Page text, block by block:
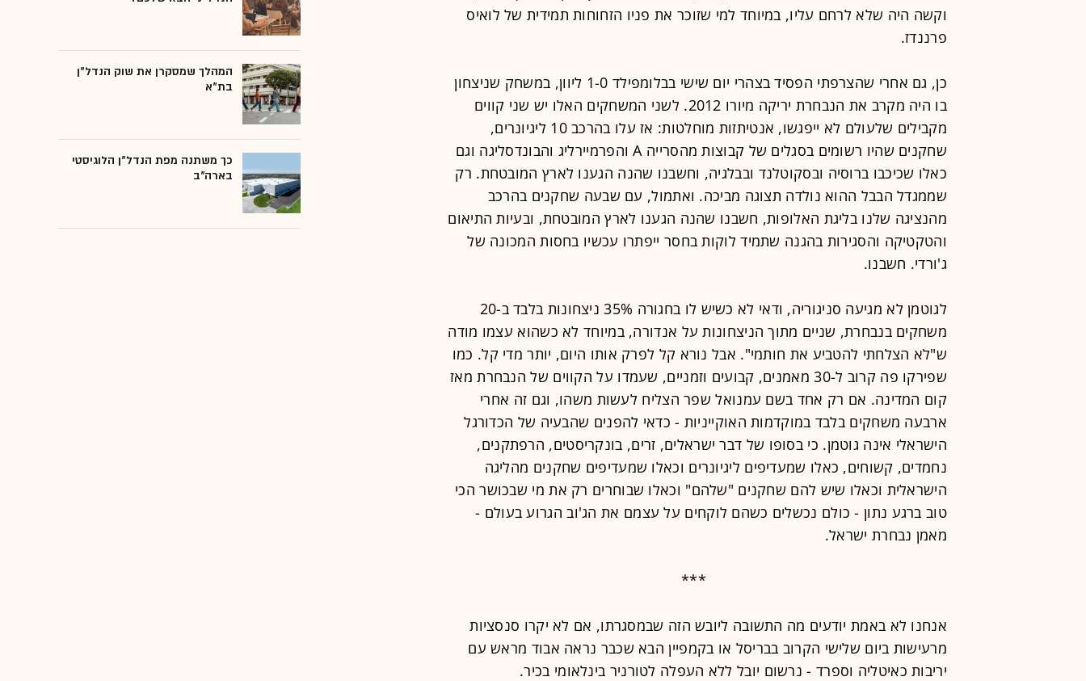
וקשה היה שלא לרחם עליו, במיוחד למי שזוכר את פניו הזחוחות תמידית של לואיס
פרננדז.
כן, גם אחרי שהצרפתי הפסיד בצהרי יום שישי בבלומפילד 1-0 ליוון, במשחק שניצחון
בו היה מקרב את הנבחרת יריקה מיורו 2012. לשני המשחקים האלו יש שני קווים
מקבילים שלעולם לא ייפגשו, אנטיתזות מוחלטות: אז עלו בהרכב 10 ליגיונרים,
שחקנים שהיו רשומים בסגלים של קבוצות מהסרייה A והפרמיירליג והבונדסליגה וגם
כאלו שכיכבו ברוסיה ובסקוטלנד ובבלגיה, וחשבנו שהנה הגענו לארץ המובטחת. רק
שממגדל הבבל ההוא נולדה תצוגה מביכה. ואתמול, עם שבעה שחקנים בהרכב
מהנציגה שלנו בליגת האלופות, חשבנו שהנה הגענו לארץ המובטחת, ובעיות התיאום
והטקטיקה והסגירות בהגנה שתמיד לוקות בחסר ייפתרו עכשיו בחסות המכונה של
ג'ורדי. חשבנו.
לגוטמן לא מגיעה סניגוריה, ודאי לא כשיש לו בחגורה 35% ניצחונות בלבד ב-20
משחקים בנבחרת, שניים מתוך הניצחונות על אנדורה, במיוחד לא כשהוא עצמו מודה
ש"לא הצלחתי להטביע את חותמי". אבל נורא קל לפרק אותו היום, יותר מדי קל. כמו
שפירקו פה קרוב ל-30 מאמנים, קבועים וזמניים, שעמדו על הקווים של הנבחרת מאז
קום המדינה. אם רק אחד בשם עמנואל שפר הצליח לעשות משהו, וגם זה אחרי
ארבעה משחקים בלבד במוקדמות האוקייניות - כדאי להפנים שהבעיה של הכדורגל
הישראלי אינה גוטמן. כי בסופו של דבר ישראלים, זרים, בונקריסטים, הרפתקנים,
נחמדים, קשוחים, כאלו שמעדיפים ליגיונרים וכאלו שמעדיפים שחקנים מהליגה
הישראלית וכאלו שיש להם שחקנים "שלהם" וכאלו שבוחרים רק את מי שבכושר הכי
טוב ברגע נתון - כולם נכשלים כשהם לוקחים על עצמם את הג'וב הגרוע בעולם -
מאמן נבחרת ישראל.
***
אנחנו לא באמת יודעים מה התשובה ליובש הזה שבמסגרתו, אם לא יקרו סנסציות
מרעישות ביום שלישי הקרוב בבריסל או בקמפיין הבא שכבר נראה אבוד מראש עם
יריבות כאיטליה וספרד - נרשום יובל ללא העפלה לטורניר בינלאומי בכיר.
המהלך שמסקרן את שוק הנדל"ן
בת"א
כך משתנה מפת הנדל"ן הלוגיסטי
בארה"ב